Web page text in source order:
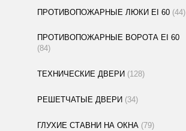
ПРОТИВОПОЖАРНЫЕ ЛЮКИ EI 60 (44)
ПРОТИВОПОЖАРНЫЕ ВОРОТА EI 60
(84)
ТЕХНИЧЕСКИЕ ДВЕРИ (128)
РЕШЕТЧАТЫЕ ДВЕРИ (34)
ГЛУХИЕ СТАВНИ НА ОКНА (79)